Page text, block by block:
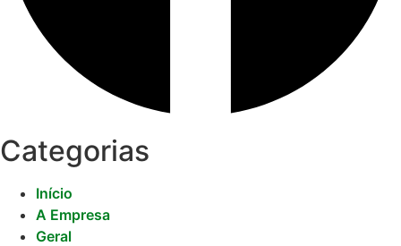
Categorias
Início
A Empresa
Geral